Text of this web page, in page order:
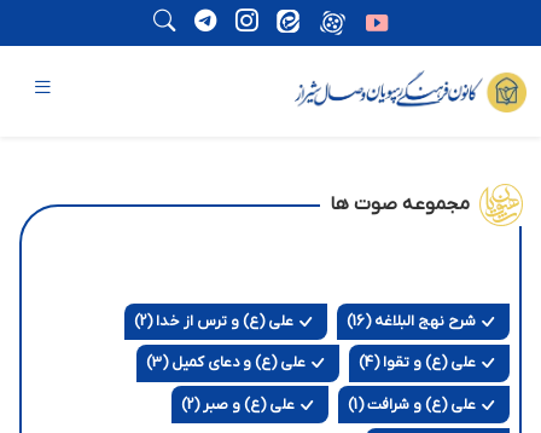
مجموعه صوت ها
شرح نهج البلاغه (16) علی (ع) و ترس از خدا (2)
علی (ع) و تقوا (4) علی (ع) و دعای کمیل (3)
علی (ع) و شرافت (1) علی (ع) و صبر (2)